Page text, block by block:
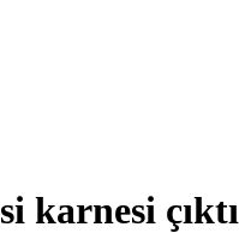
karnesi çıktı